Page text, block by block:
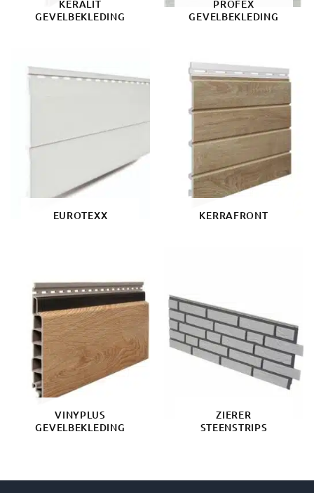
KERALIT
GEVELBEKLEDING
PROFEX
GEVELBEKLEDING
EUROTEXX KERRAFRONT
VINYPLUS
GEVELBEKLEDING
ZIERER
STEENSTRIPS